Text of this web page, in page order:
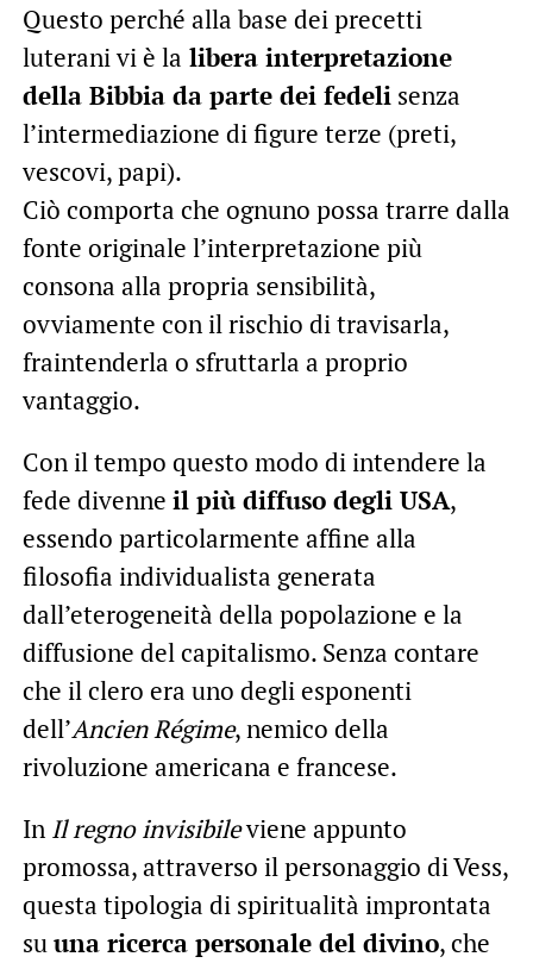
Questo perché alla base dei precetti
luterani vi è la libera interpretazione
della Bibbia da parte dei fedelisenza
l’intermediazione di figure terze (preti,
vescovi, papi).
Ciò comporta che ognuno possa trarre dalla
fonte originale l’interpretazione più
consona alla propria sensibilità,
ovviamente con il rischio di travisarla,
fraintenderla o sfruttarla a proprio
vantaggio.
Con il tempo questo modo di intendere la
fede divenne il più diffuso degli USA,
essendo particolarmente affine alla
filosofia individualista generata
dall’eterogeneità della popolazione e la
diffusione del capitalismo. Senza contare
che il clero era uno degli esponenti
dell’Ancien Régime, nemico della
rivoluzione americana e francese.
In Il regno invisibileviene appunto
promossa, attraverso il personaggio di Vess,
questa tipologia di spiritualità improntata
suuna ricerca personale del divino, che